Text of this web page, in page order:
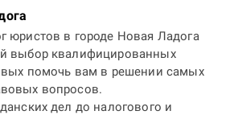
юристов в городе Новая Ладога
выбор квалифицированных
помочь вам в решении самых
вопросов.
дел до налогового и